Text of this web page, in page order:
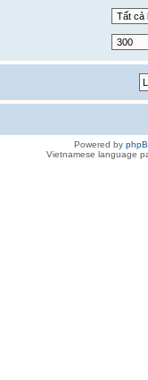
Powered by
Vietnamese language